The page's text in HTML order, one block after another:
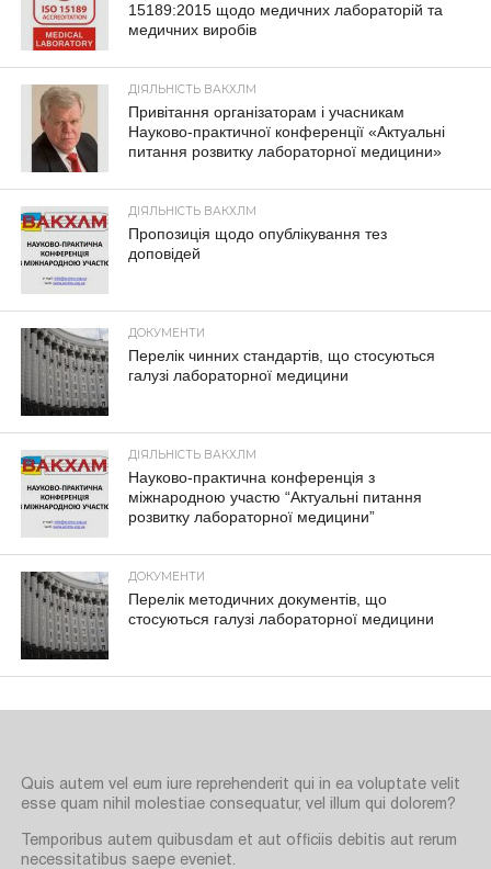
15189:2015 щодо медичних лабораторій та
медичних виробів
ДІЯЛЬНІСТЬ ВАКХЛМ
Привітання організаторам і учасникам
Науково-практичної конференції «Актуальні
питання розвитку лабораторної медицини»
ДІЯЛЬНІСТЬ ВАКХЛМ
Пропозиція щодо опублікування тез
доповідей
ДОКУМЕНТИ
Перелік чинних стандартів, що стосуються
галузі лабораторної медицини
ДІЯЛЬНІСТЬ ВАКХЛМ
Науково-практична конференція з
міжнародною участю “Актуальні питання
розвитку лабораторної медицини”
ДОКУМЕНТИ
Перелік методичних документів, що
стосуються галузі лабораторної медицини
Quis autem vel eum iure reprehenderit qui in ea voluptate velit
esse quam nihil molestiae consequatur, vel illum qui dolorem?
Temporibus autem quibusdam et aut officiis debitis aut rerum
necessitatibus saepe eveniet.